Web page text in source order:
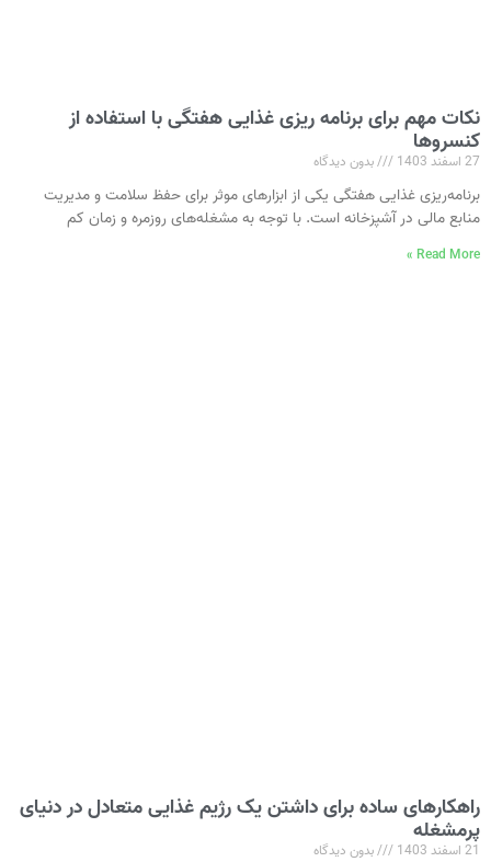
نکات مهم برای برنامه ریزی غذایی هفتگی با استفاده از
کنسروها
27 اسفند 1403 بدون دیدگاه
برنامه‌ریزی غذایی هفتگی یکی از ابزارهای موثر برای حفظ سلامت و مدیریت
منابع مالی در آشپزخانه است. با توجه به مشغله‌های روزمره و زمان کم
Read More »
راهکارهای ساده برای داشتن یک رژیم غذایی متعادل در دنیای
پرمشغله
21 اسفند 1403 بدون دیدگاه